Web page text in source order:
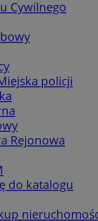
Cywilnego
policji
Rejonowa
do katalogu